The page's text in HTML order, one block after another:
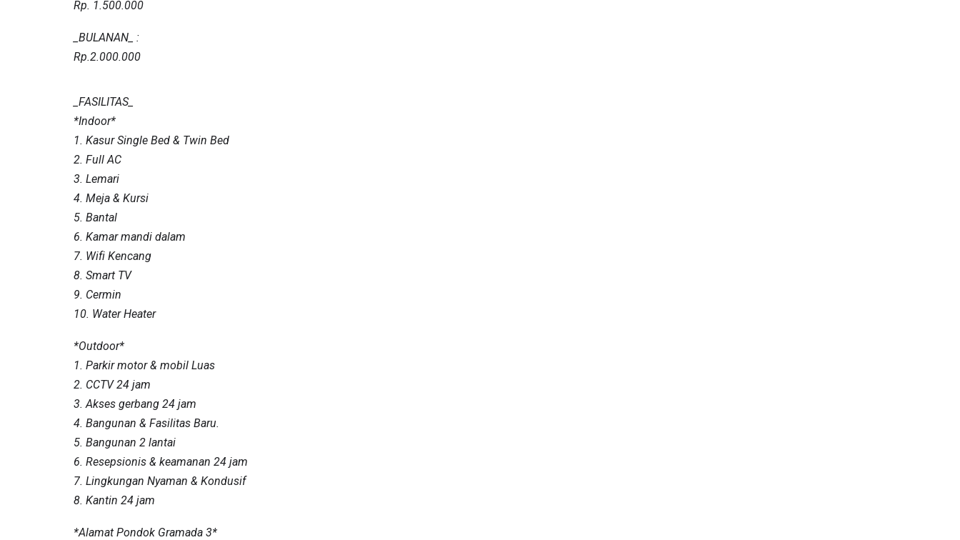
Rp. 1.500.000
_BULANAN_ :
Rp.2.000.000
_FASILITAS_
*Indoor*
1. Kasur Single Bed & Twin Bed
2. Full AC
3. Lemari
4. Meja & Kursi
5. Bantal
6. Kamar mandi dalam
7. Wifi Kencang
8. Smart TV
9. Cermin
10. Water Heater
*Outdoor*
1. Parkir motor & mobil Luas
2. CCTV 24 jam
3. Akses gerbang 24 jam
4. Bangunan & Fasilitas Baru.
5. Bangunan 2 lantai
6. Resepsionis & keamanan 24 jam
7. Lingkungan Nyaman & Kondusif
8. Kantin 24 jam
*Alamat Pondok Gramada 3*